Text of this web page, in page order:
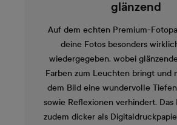
glänzend
Auf dem echten Premium-
deine Fotos besonders
wiedergegeben, wobei
Farben zum Leuchten bringt und
dem Bild eine wundervolle
sowie Reflexionen verhindert. Das
zudem dicker als